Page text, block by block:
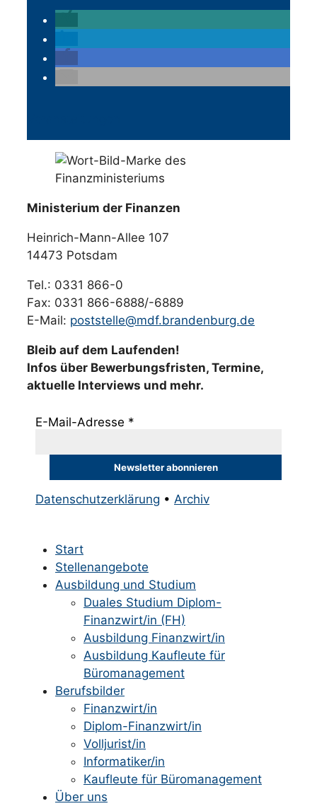
Ministerium der Finanzen
Heinrich-Mann-Allee 107
14473 Potsdam
Tel.: 0331 866-0
Fax: 0331 866-6888/-6889
E-Mail: poststelle@mdf.brandenburg.de
Bleib auf dem Laufenden!
Infos über Bewerbungsfristen, Termine,
aktuelle Interviews und mehr.
E-Mail-Adresse *
Datenschutzerklärung • Archiv
Start
Stellenangebote
Ausbildung und Studium
Duales Studium Diplom-
Finanzwirt/in (FH)
Ausbildung Finanzwirt/in
Ausbildung Kaufleute für
Büromanagement
Berufsbilder
Finanzwirt/in
Diplom-Finanzwirt/in
Volljurist/in
Informatiker/in
Kaufleute für Büromanagement
Über uns